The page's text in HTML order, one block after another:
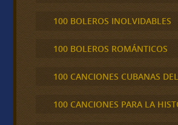
100 BOLEROS INOLVIDABLES
100 BOLEROS ROMÁNTICOS
100 CANCIONES CUBANAS
100 CANCIONES PARA LA